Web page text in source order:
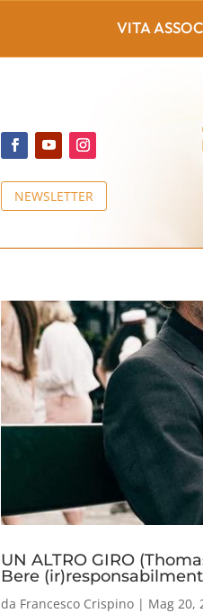
NEWSLETTER
VITA
UN ALTRO GIRO
Bere
da Francesco Crispino | Mag 20,